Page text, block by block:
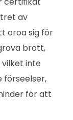
av
oroa sig för
brott,
inte
förseelser,
för att